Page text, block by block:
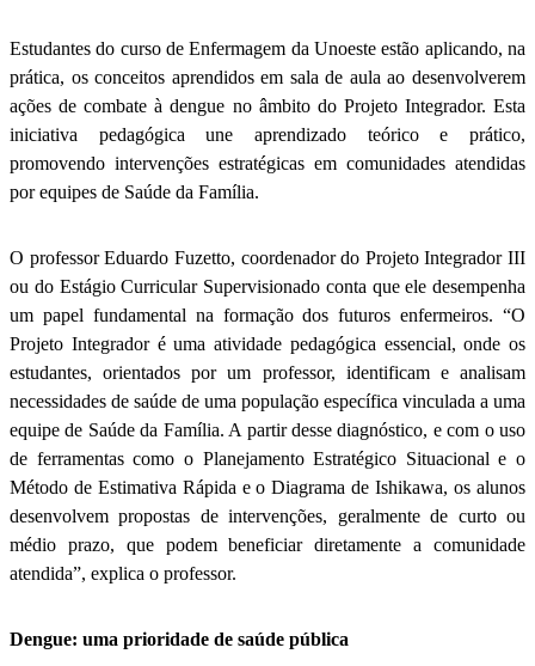
Estudantes do curso de Enfermagem da Unoeste estão aplicando, na
prática, os conceitos aprendidos em sala de aula ao desenvolverem
ações de combate à dengue no âmbito do Projeto Integrador. Esta
iniciativa pedagógica une aprendizado teórico e prático,
promovendo intervenções estratégicas em comunidades atendidas
por equipes de Saúde da Família.
O professor Eduardo Fuzetto, coordenador do Projeto Integrador III
ou do Estágio Curricular Supervisionado conta que ele desempenha
um papel fundamental na formação dos futuros enfermeiros. “O
Projeto Integrador é uma atividade pedagógica essencial, onde os
estudantes, orientados por um professor, identificam e analisam
necessidades de saúde de uma população específica vinculada a uma
equipe de Saúde da Família. A partir desse diagnóstico, e com o uso
de ferramentas como o Planejamento Estratégico Situacional e o
Método de Estimativa Rápida e o Diagrama de Ishikawa, os alunos
desenvolvem propostas de intervenções, geralmente de curto ou
médio prazo, que podem beneficiar diretamente a comunidade
atendida”, explica o professor.
Dengue: uma prioridade de saúde pública